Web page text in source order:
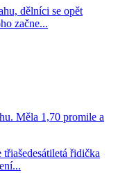
dělníci se opět
začne...
Měla 1,70 promile a
řidička